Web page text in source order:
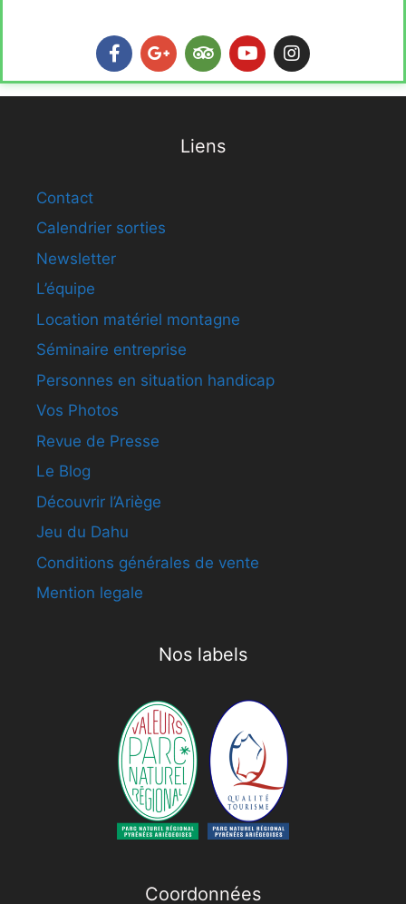
Liens
Contact
Calendrier sorties
Newsletter
L’équipe
Location matériel montagne
Séminaire entreprise
Personnes en situation handicap
Vos Photos
Revue de Presse
Le Blog
Découvrir l’Ariège
Jeu du Dahu
Conditions générales de vente
Mention legale
Nos labels
Coordonnées